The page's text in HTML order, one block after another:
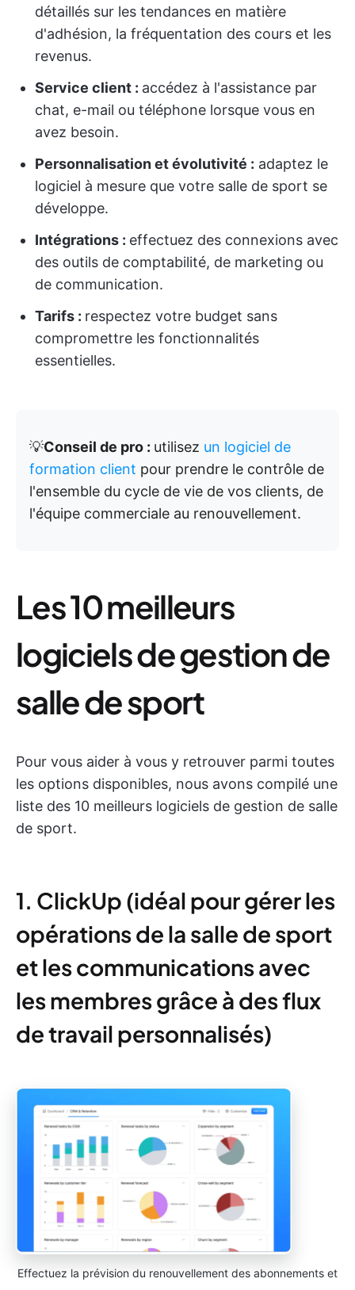
détaillés sur les tendances en matière
d'adhésion, la fréquentation des cours et les
revenus.
Service client : accédez à l'assistance par
chat, e-mail ou téléphone lorsque vous en
avez besoin.
Personnalisation et évolutivité : adaptez le
logiciel à mesure que votre salle de sport se
développe.
Intégrations : effectuez des connexions avec
des outils de comptabilité, de marketing ou
de communication.
Tarifs : respectez votre budget sans
compromettre les fonctionnalités
essentielles.
💡Conseil de pro : utilisez un logiciel de
formation client pour prendre le contrôle de
l'ensemble du cycle de vie de vos clients, de
l'équipe commerciale au renouvellement.
Les 10 meilleurs
logiciels de gestion de
salle de sport
Pour vous aider à vous y retrouver parmi toutes
les options disponibles, nous avons compilé une
liste des 10 meilleurs logiciels de gestion de salle
de sport.
1. ClickUp (idéal pour gérer les
opérations de la salle de sport
et les communications avec
les membres grâce à des flux
de travail personnalisés)
Effectuez la prévision du renouvellement des abonnements et